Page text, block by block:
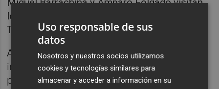
los caminos afectados por la Dana en
Torrent. Foto: AYUNTAMIENTO DE TORRENT
Amparo Folgado ha agradecido la
implicación del conseller y de la Generalitat,
presidida porCarlos Mazón, en la
Uso responsable de sus
datos
Nosotros y nuestros socios utilizamos
cookies y tecnologías similares para
almacenar y acceder a información en su